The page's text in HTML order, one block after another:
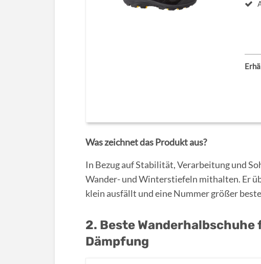
Was zeichnet das Produkt aus?
In Bezug auf Stabilität, Verarbeitung und
Wander- und Winterstiefeln mithalten. Er
klein ausfällt und eine Nummer größer
2. Beste
Dämpfung